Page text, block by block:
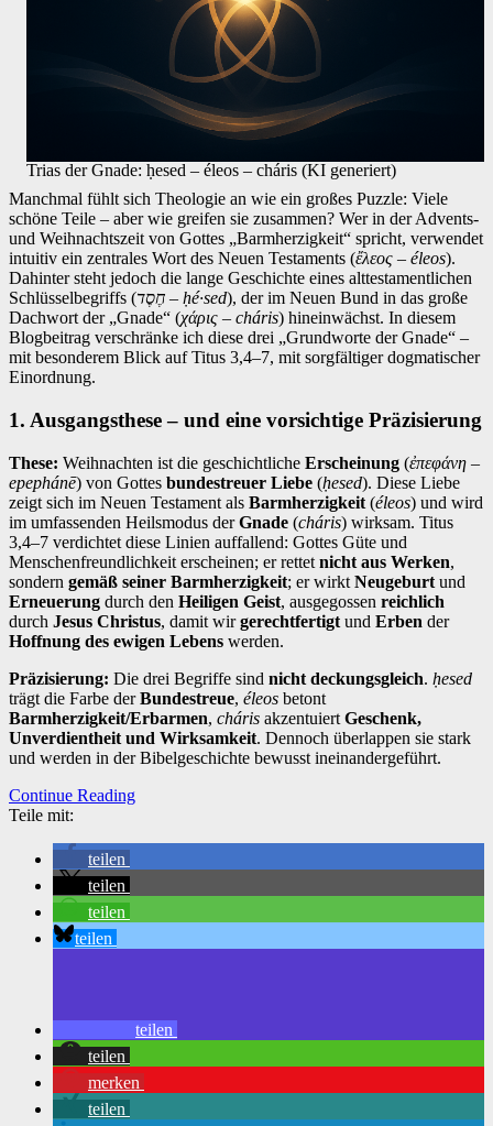
Trias der Gnade: ḥesed – éleos – cháris (KI generiert)
Manchmal fühlt sich Theologie an wie ein großes Puzzle: Viele
schöne Teile – aber wie greifen sie zusammen? Wer in der Advents-
und Weihnachtszeit von Gottes „Barmherzigkeit“ spricht, verwendet
intuitiv ein zentrales Wort des Neuen Testaments (ἔλεος – éleos).
Dahinter steht jedoch die lange Geschichte eines alttestamentlichen
Schlüsselbegriffs (
חֶסֶד – ḥé∙sed), der im Neuen Bund in das große
Dachwort der „Gnade“ (χάρις – cháris) hineinwächst. In diesem
Blogbeitrag verschränke ich diese drei „Grundworte der Gnade“ –
mit besonderem Blick auf Titus 3,4–7, mit sorgfältiger dogmatischer
Einordnung.
1. Ausgangsthese – und eine vorsichtige Präzisierung
These: Weihnachten ist die geschichtliche Erscheinung (ἐπεφάνη –
epephánē) von Gottes bundestreuer Liebe (ḥesed). Diese Liebe
zeigt sich im Neuen Testament als Barmherzigkeit (éleos) und wird
im umfassenden Heilsmodus derGnade (cháris) wirksam. Titus
3,4–7 verdichtet diese Linien auffallend: Gottes Güte und
Menschenfreundlichkeit erscheinen; er rettet nicht aus Werken,
sondern gemäß seiner Barmherzigkeit; er wirkt Neugeburt und
Erneuerung durch den Heiligen Geist, ausgegossen reichlich
durch Jesus Christus, damit wirgerechtfertigt und Erben der
Hoffnung des ewigen Lebens werden.
Präzisierung: Die drei Begriffe sind nicht deckungsgleich. ḥesed
trägt die Farbe derBundestreue, éleos betont
Barmherzigkeit/Erbarmen, cháris akzentuiert Geschenk,
Unverdientheit und Wirksamkeit. Dennoch überlappen sie stark
und werden in der Bibelgeschichte bewusst ineinandergeführt.
Continue Reading
Teile mit:
teilen
teilen
teilen
teilen
teilen
teilen
merken
teilen